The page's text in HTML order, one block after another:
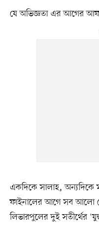
যে অভিজ্ঞতা এর আগের
একদিকে সালাহ, অন্যদিকে
ফাইনালের আগে সব আলো
লিভারপুলের দুই সতীর্থের